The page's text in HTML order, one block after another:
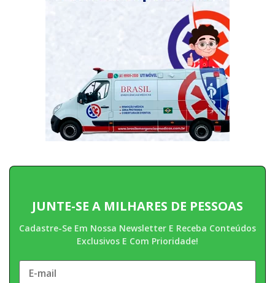
JUNTE-SE A MILHARES DE PESSOAS
Cadastre-Se Em Nossa Newsletter E Receba Conteúdos
Exclusivos E Com Prioridade!